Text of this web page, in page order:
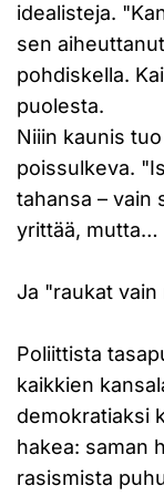
idealisteja.
sen
pohdiskella.
puolesta.
Niiin kaunis
poissulkeva.
tahansa – vain
yrittää, mutta…
Ja "raukat
Poliittista
kaikkien
demokratiaksi
hakea: saman
rasismista